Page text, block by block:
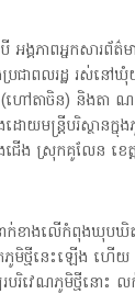
បី អង្គភាពអ្នកសារ
ជាពលរដ្ឋ រស់នៅឃុំ
តាចិន) និងតា ណន"
ដោយមន្ត្រីបរិស្ថា
ើង ស្រុកគូលែន ខេត្
ាក់ខាងលើកំពុងឃុប
តភូមិថ្មីនេះឡើង ហ
របរិវេណភូមិថ្មីនោ